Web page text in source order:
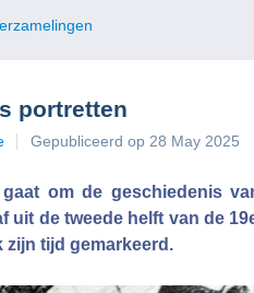
portretten
Gepubliceerd op 28 May 2025
om de geschiedenis
uit de tweede helft van de
zijn tijd gemarkeerd.